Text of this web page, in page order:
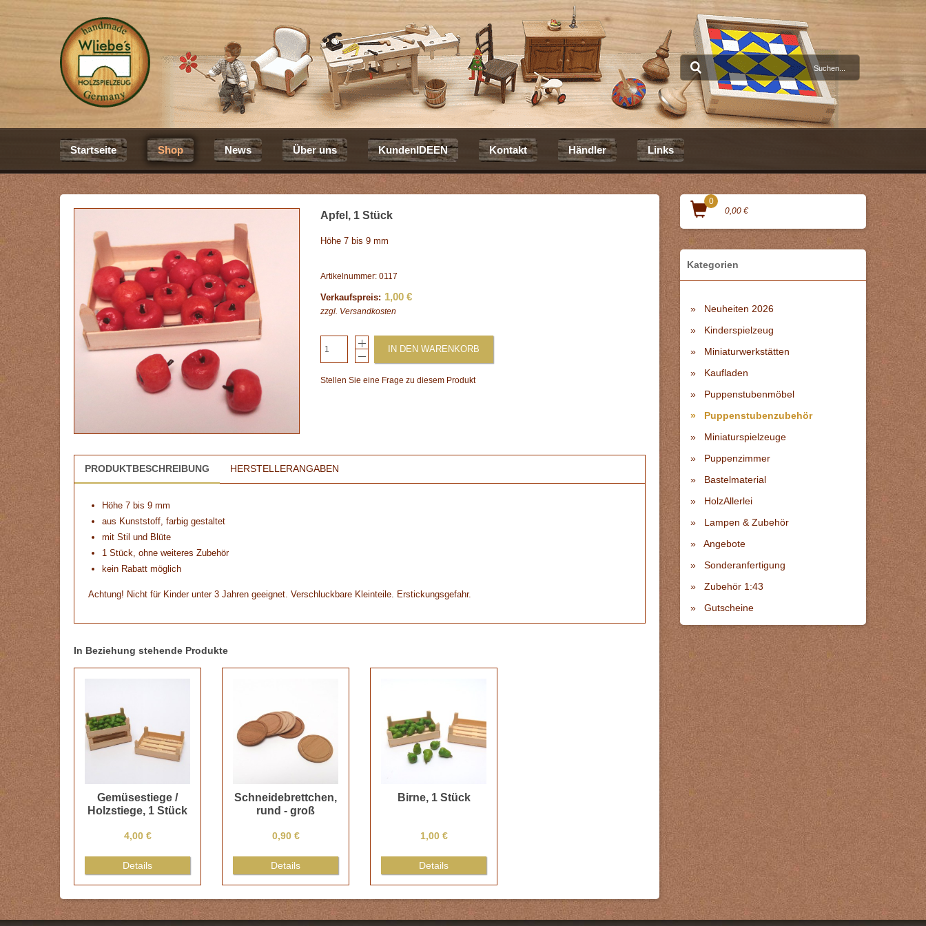
Startseite Shop News Über uns KundenIDEEN Kontakt Händler Links
Apfel, 1 Stück
Höhe 7 bis 9 mm
Artikelnummer: 0117
Verkaufspreis: 1,00 €
zzgl. Versandkosten
IN DEN WARENKORB
Stellen Sie eine Frage zu diesem Produkt
PRODUKTBESCHREIBUNG HERSTELLERANGABEN
Höhe 7 bis 9 mm
aus Kunststoff, farbig gestaltet
mit Stil und Blüte
1 Stück, ohne weiteres Zubehör
kein Rabatt möglich
Achtung! Nicht für Kinder unter 3 Jahren geeignet. Verschluckbare Kleinteile. Erstickungsgefahr.
In Beziehung stehende Produkte
Gemüsestiege /
Holzstiege, 1 Stück
4,00 €
Details
Schneidebrettchen,
rund - groß
0,90 €
Details
Birne, 1 Stück
1,00 €
Details
0
0,00 €
Kategorien
Neuheiten 2026
Kinderspielzeug
Miniaturwerkstätten
Kaufladen
Puppenstubenmöbel
Puppenstubenzubehör
Miniaturspielzeuge
Puppenzimmer
Bastelmaterial
HolzAllerlei
Lampen & Zubehör
Angebote
Sonderanfertigung
Zubehör 1:43
Gutscheine